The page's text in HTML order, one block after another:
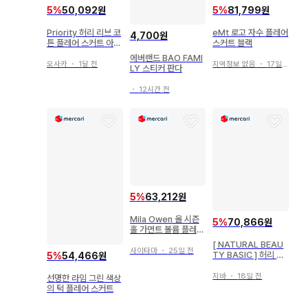
5%50,092원
Priority 허리 리브 코
튼 플레어 스커트 아이
오사카 ・ 1달 전
4,700원
에버랜드 BAO FAMI
LY 스티커 판다
・ 12시간 전
5%81,799원
eMt 로고 자수 플레어
스커트 블랙
지역정보 없음 ・ 17일 전
5%54,466원
선명한 라임 그린 색상
의 턱 플레어 스커트
5%63,212원
Mila Owen 올 시즌
홀 가먼트 볼륨 플레어
사이타마・ 25일 전
5%70,866원
[ NATURAL BEAU
TY BASIC ] 허리 조
스커트
지바 ・ 18일 전